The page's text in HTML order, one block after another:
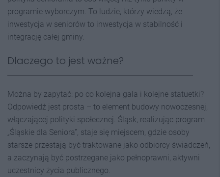
programie wyborczym. To ludzie, którzy wiedzą, że
inwestycja w seniorów to inwestycja w stabilność i
integrację całej gminy.
Dlaczego to jest ważne?
Można by zapytać: po co kolejna gala i kolejne statuetki?
Odpowiedź jest prosta – to element budowy nowoczesnej,
włączającej polityki społecznej. Śląsk, realizując program
„Śląskie dla Seniora”, staje się miejscem, gdzie osoby
starsze przestają być traktowane jako odbiorcy świadczeń,
a zaczynają być postrzegane jako pełnoprawni, aktywni
uczestnicy życia publicznego.